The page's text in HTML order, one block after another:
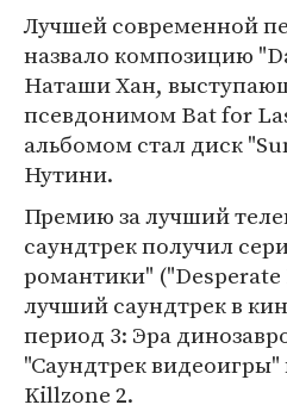
Лучшей современной
назвало композицию
Наташи Хан,
псевдонимом Bat for
альбомом стал диск
Нутини.
Премию за лучший
саундтрек получил
романтики" ("Desperate
лучший саундтрек в
период 3: Эра
"Саундтрек видеоигры"
Killzone 2.